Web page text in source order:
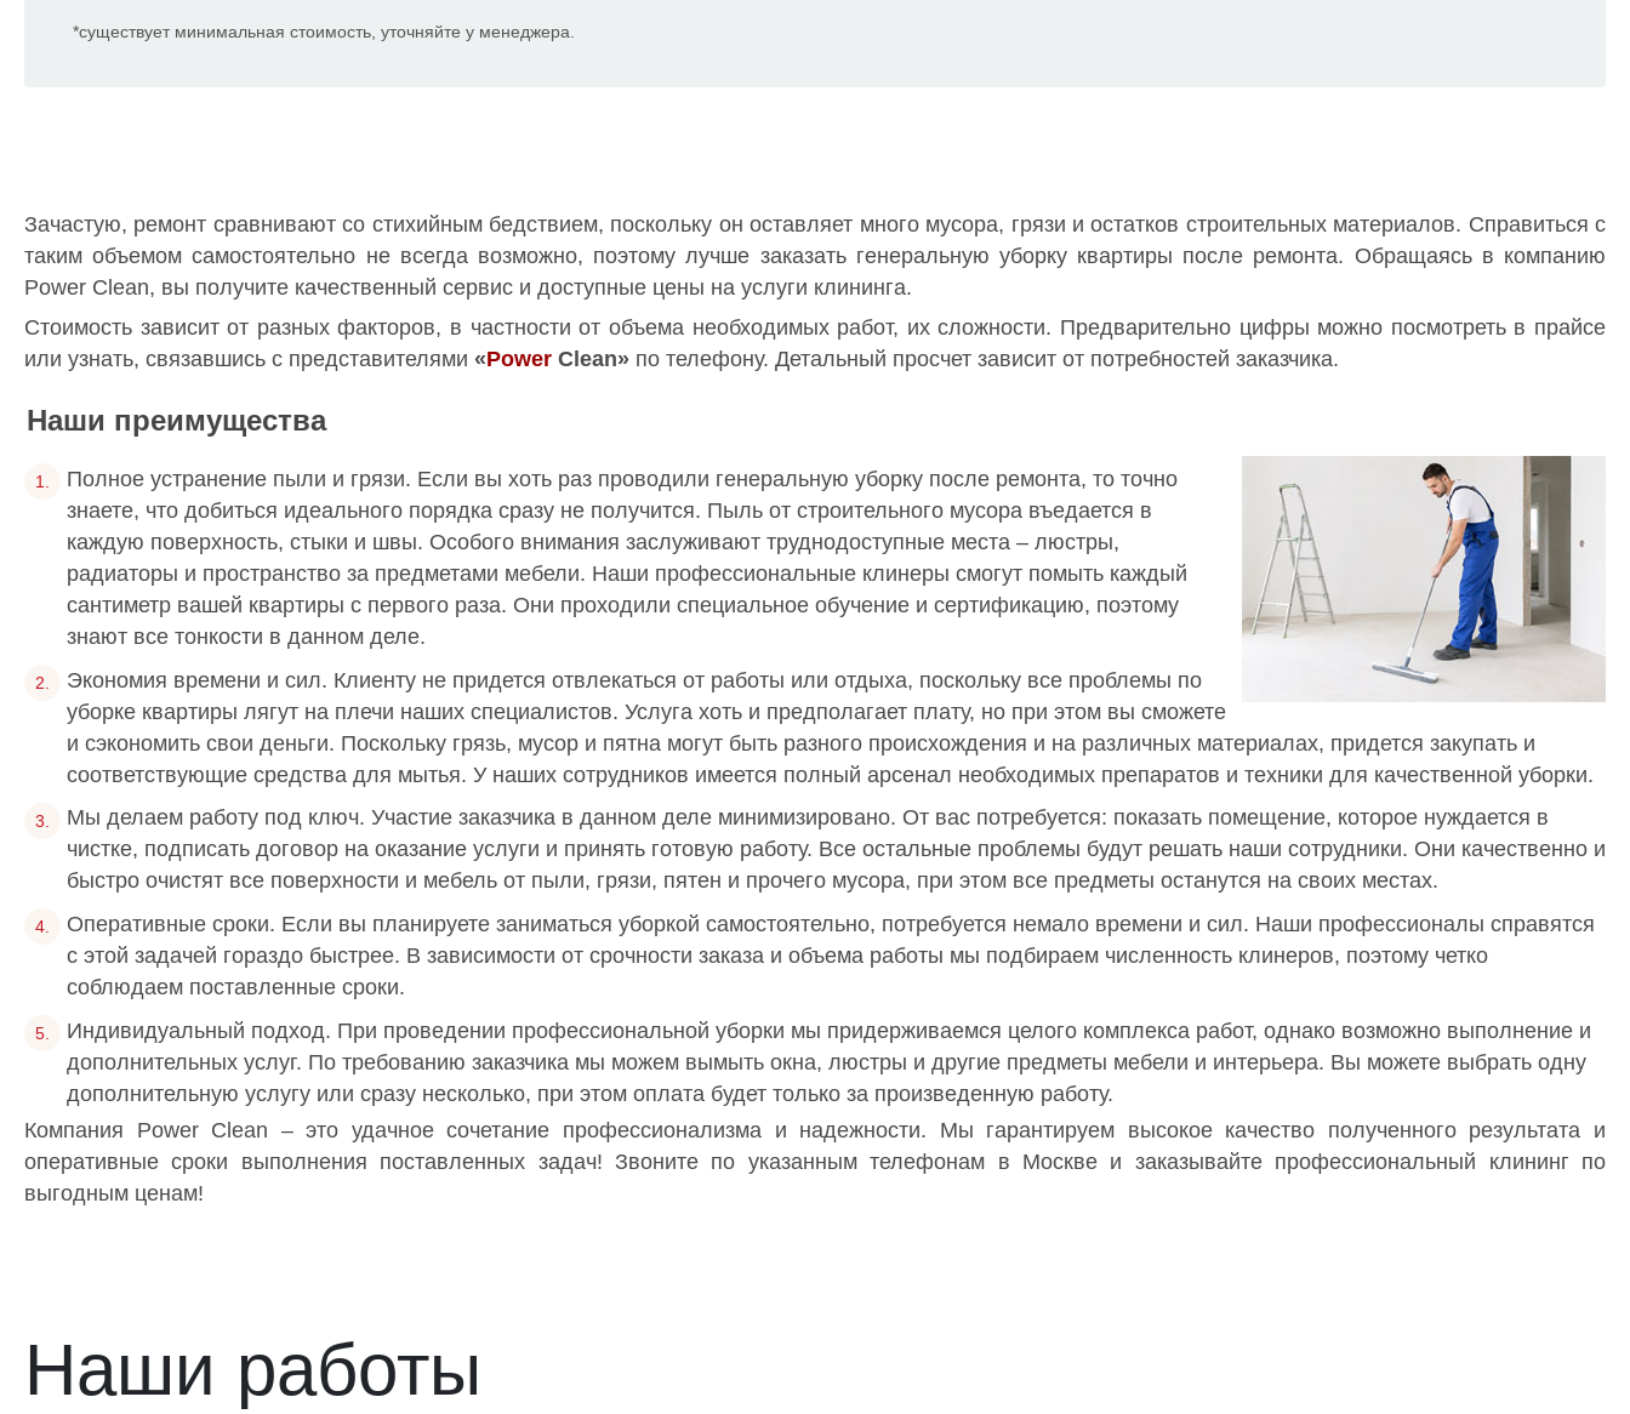
*существует минимальная стоимость, уточняйте у менеджера.
Зачастую, ремонт сравнивают со стихийным бедствием, поскольку он оставляет много мусора, грязи и остатков строительных материалов. Справиться с
таким объемом самостоятельно не всегда возможно, поэтому лучше заказать генеральную уборку квартиры после ремонта. Обращаясь в компанию
Power Clean, вы получите качественный сервис и доступные цены на услуги клининга.
Стоимость зависит от разных факторов, в частности от объема необходимых работ, их сложности. Предварительно цифры можно посмотреть в прайсе
или узнать, связавшись с представителями «Power Clean» по телефону. Детальный просчет зависит от потребностей заказчика.
Наши преимущества
Полное устранение пыли и грязи. Если вы хоть раз проводили генеральную уборку после ремонта, то точно
знаете, что добиться идеального порядка сразу не получится. Пыль от строительного мусора въедается в
каждую поверхность, стыки и швы. Особого внимания заслуживают труднодоступные места – люстры,
радиаторы и пространство за предметами мебели. Наши профессиональные клинеры смогут помыть каждый
сантиметр вашей квартиры с первого раза. Они проходили специальное обучение и сертификацию, поэтому
знают все тонкости в данном деле.
Экономия времени и сил. Клиенту не придется отвлекаться от работы или отдыха, поскольку все проблемы по
уборке квартиры лягут на плечи наших специалистов. Услуга хоть и предполагает плату, но при этом вы сможете
и сэкономить свои деньги. Поскольку грязь, мусор и пятна могут быть разного происхождения и на различных материалах, придется закупать и
соответствующие средства для мытья. У наших сотрудников имеется полный арсенал необходимых препаратов и техники для качественной уборки.
Мы делаем работу под ключ. Участие заказчика в данном деле минимизировано. От вас потребуется: показать помещение, которое нуждается в
чистке, подписать договор на оказание услуги и принять готовую работу. Все остальные проблемы будут решать наши сотрудники. Они качественно и
быстро очистят все поверхности и мебель от пыли, грязи, пятен и прочего мусора, при этом все предметы останутся на своих местах.
Оперативные сроки. Если вы планируете заниматься уборкой самостоятельно, потребуется немало времени и сил. Наши профессионалы справятся
с этой задачей гораздо быстрее. В зависимости от срочности заказа и объема работы мы подбираем численность клинеров, поэтому четко
соблюдаем поставленные сроки.
Индивидуальный подход. При проведении профессиональной уборки мы придерживаемся целого комплекса работ, однако возможно выполнение и
дополнительных услуг. По требованию заказчика мы можем вымыть окна, люстры и другие предметы мебели и интерьера. Вы можете выбрать одну
дополнительную услугу или сразу несколько, при этом оплата будет только за произведенную работу.
Компания Power Clean – это удачное сочетание профессионализма и надежности. Мы гарантируем высокое качество полученного результата и
оперативные сроки выполнения поставленных задач! Звоните по указанным телефонам в Москве и заказывайте профессиональный клининг по
выгодным ценам!
Наши работы